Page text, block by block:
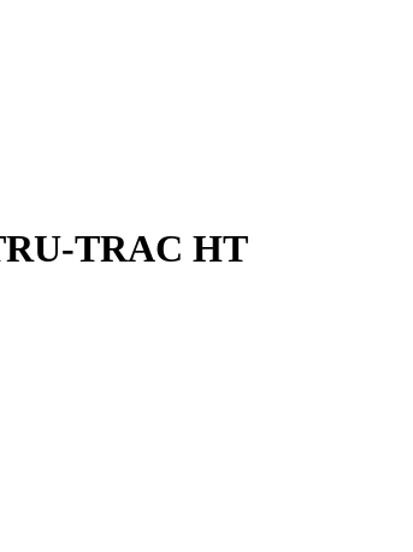
TRAC HT